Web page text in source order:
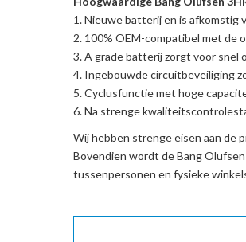
Nieuwe batterij en is afkomstig
100% OEM-compatibel met de
A grade batterij zorgt voor snel
Ingebouwde circuitbeveiliging
Cyclusfunctie met hoge
Na strenge
Wij hebben strenge eisen aan de
Bovendien wordt deBang
tussenpersonen en fysieke